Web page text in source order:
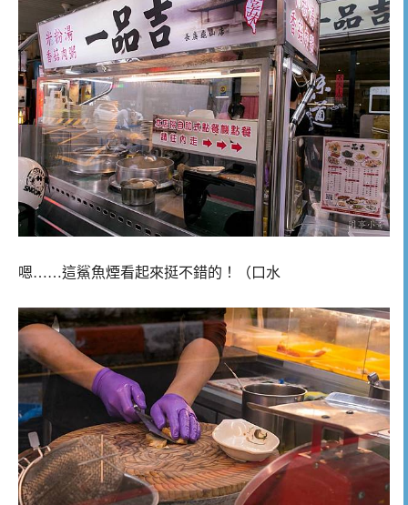
嗯……這鯊魚煙看起來挺不錯的！（口水